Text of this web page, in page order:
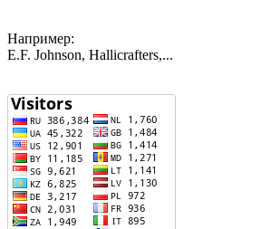
Например:
E.F. Johnson, Hallicrafters,...